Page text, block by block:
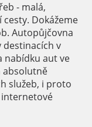
- malá,
Dokážeme
Autopůjčovna
destinacích v
nabídku aut ve
absolutně
služeb, i proto
internetové